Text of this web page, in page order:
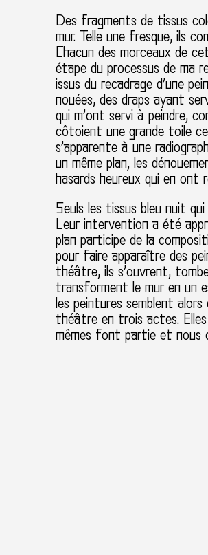
Des fragments de tissus
mur. Telle une fresque, ils
Chacun des morceaux de
étape du processus de ma
issus du recadrage d’une
nouées, des draps ayant
qui m’ont servi à peindre,
côtoient une grande toile
s’apparente à une
un même plan, les
hasards heureux qui en ont
Seuls les tissus bleu nuit
Leur intervention a été
plan participe de la
pour faire apparaître des
théâtre, ils s’ouvrent,
transforment le mur en un
les peintures semblent
théâtre en trois actes.
mêmes font partie et nous